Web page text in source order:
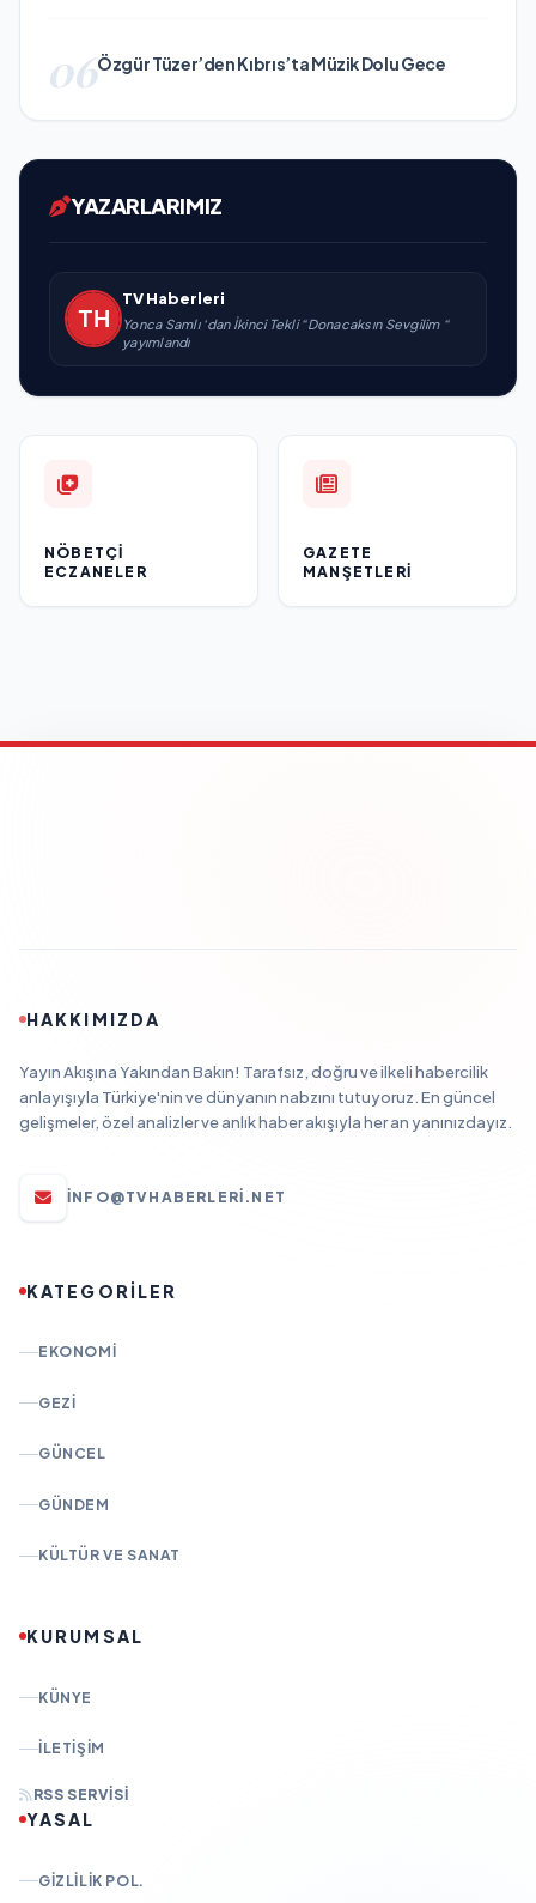
06Özgür Tüzer’den Kıbrıs’ta Müzik Dolu Gece
YAZARLARIMIZ
TV Haberleri
Yonca Samlı ‘dan İkinci Tekli “Donacaksın Sevgilim “
yayımlandı
NÖBETÇI
ECZANELER
GAZETE
MANŞETLERI
HAKKIMIZDA
Yayın Akışına Yakından Bakın! Tarafsız, doğru ve ilkeli habercilik
anlayışıyla Türkiye'nin ve dünyanın nabzını tutuyoruz. En güncel
gelişmeler, özel analizler ve anlık haber akışıyla her an yanınızdayız.
INFO@TVHABERLERI.NET
KATEGORİLER
EKONOMI
GEZI
GÜNCEL
GÜNDEM
KÜLTÜR VE SANAT
KURUMSAL
KÜNYE
İLETIŞIM
RSS SERVISI
YASAL
GIZLILIK POL.